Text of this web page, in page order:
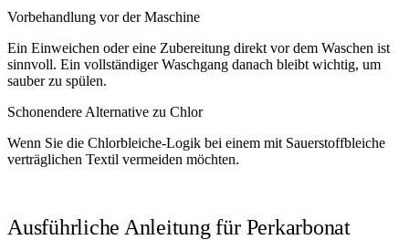
Vorbehandlung vor der Maschine
Ein Einweichen oder eine Zubereitung direkt vor dem Waschen ist
sinnvoll. Ein vollständiger Waschgang danach bleibt wichtig, um
sauber zu spülen.
Schonendere Alternative zu Chlor
Wenn Sie die Chlorbleiche-Logik bei einem mit Sauerstoffbleiche
verträglichen Textil vermeiden möchten.
Ausführliche Anleitung für Perkarbonat